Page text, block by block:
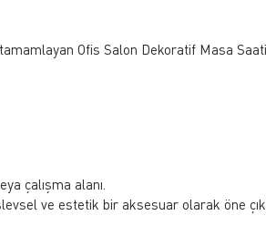
Ofis Salon Dekoratif Masa
çalışma alanı.
ve estetik bir aksesuar olarak öne